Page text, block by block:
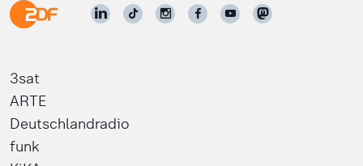
3sat
ARTE
Deutschlandradio
funk